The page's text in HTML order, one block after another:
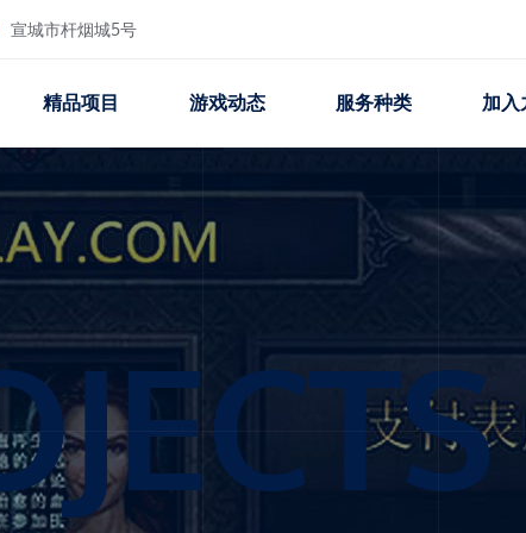
宣城市杆烟城5号
精品项目 游戏动态 服务种类 加入